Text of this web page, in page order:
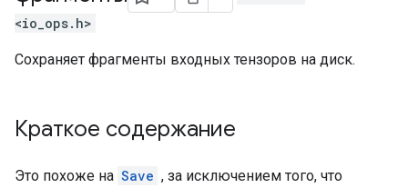
<io_ops.h>
Сохраняет фрагменты входных тензоров на диск.
Краткое содержание
Это похоже на Save , за исключением того, что